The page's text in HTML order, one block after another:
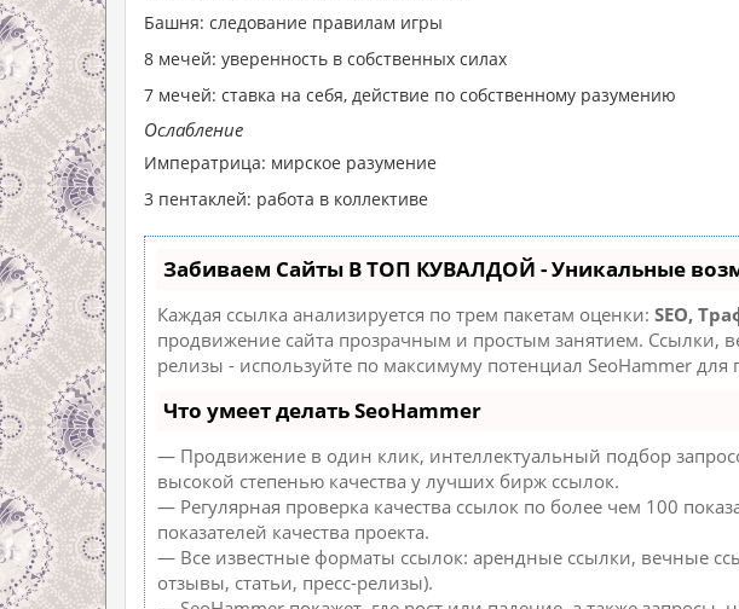
Башня: следование правилам игры
8 мечей: уверенность в собственных силах
7 мечей: ставка на себя, действие по собственному разумению
Ослабление
Императрица: мирское разумение
3 пентаклей: работа в коллективе
Забиваем Сайты В ТОП КУВАЛДОЙ - Уникальные
Каждая ссылка анализируется по трем пакетам оценки: SEO,
продвижение сайта прозрачным и простым занятием. Ссылки,
релизы - используйте по максимуму потенциал SeoHammer
Что умеет делать SeoHammer
— Продвижение в один клик, интеллектуальный подбор
высокой степенью качества у лучших бирж ссылок.
— Регулярная проверка качества ссылок по более чем 100
показателей качества проекта.
— Все известные форматы ссылок: арендные ссылки, вечные
отзывы, статьи, пресс-релизы).